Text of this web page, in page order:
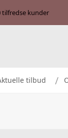
tilfredse kunder
tilbud